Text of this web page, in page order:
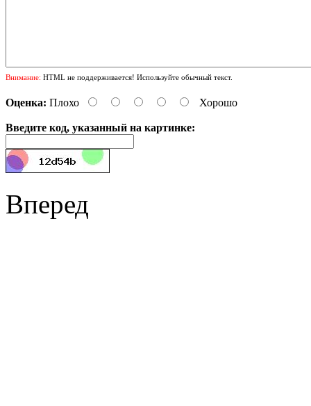
Внимание: HTML не поддерживается! Используйте обычный текст.
Оценка: Плохо Хорошо
Введите код, указанный на картинке:
Вперед